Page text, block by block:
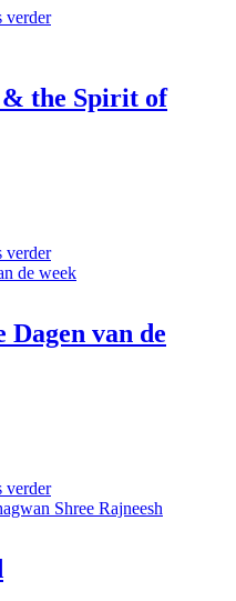
verder
& the Spirit of
verder
Dagen van de
verder